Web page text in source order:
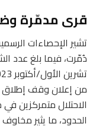
قرى مدمّرة
من إعلان وقف إطلاق
الاحتلال متمركزين
الحدود، ما يثير